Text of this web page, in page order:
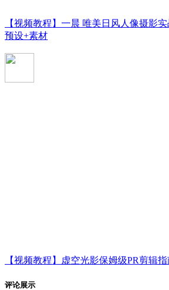
【视频教程】一晨 唯美日风人像摄影
预设+素材
【视频教程】虚空光影保姆级PR剪辑
评论展示